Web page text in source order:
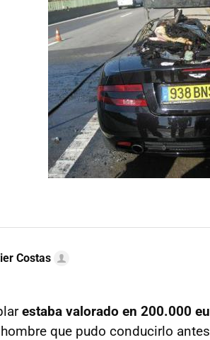
Costas
estaba valorado en 200.000
que pudo conducirlo